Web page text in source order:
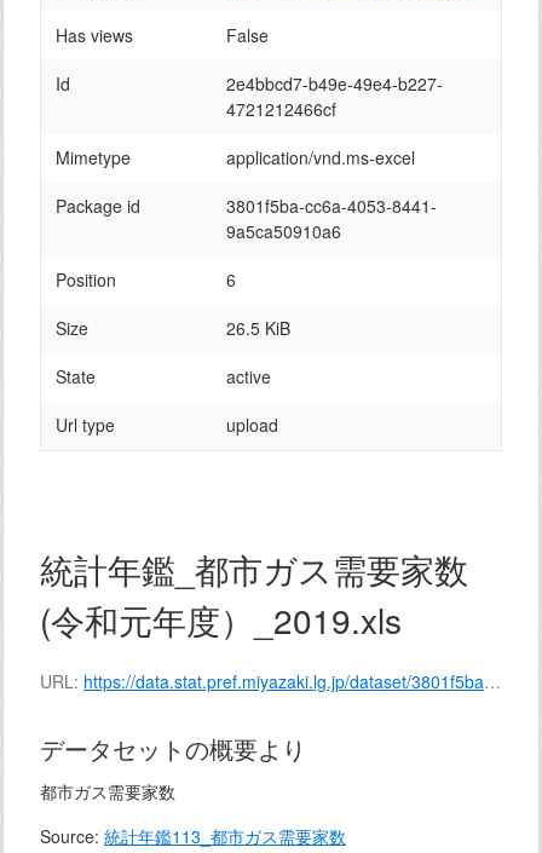
統計年鑑_都市ガス需要家数
(令和元年度）_2019.xls
URL: https://data.stat.pref.miyazaki.lg.jp/dataset/3801f5ba-cc6a-4053-8441-9a5ca50910a6/resource/2e4bbcd7-b49e-49e4-b227-4721212466cf/download/136-113.xls
データセットの概要より
都市ガス需要家数
Source: 統計年鑑113_都市ガス需要家数
Has views
False
Id
2e4bbcd7-b49e-49e4-b227-
4721212466cf
Mimetype
application/vnd.ms-excel
Package id
3801f5ba-cc6a-4053-8441-
9a5ca50910a6
Position
6
Size
26.5 KiB
State
active
Url type
upload